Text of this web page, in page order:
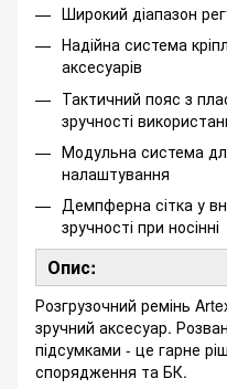
Широкий діапазон
Надійна система
аксесуарів
Тактичний пояс з
зручності
Модульна система
налаштування
Демпферна сітка у
зручності при носінні
Опис:
Розгрузочний ремінь
зручний аксесуар.
підсумками - це гарне
спорядження та БК.